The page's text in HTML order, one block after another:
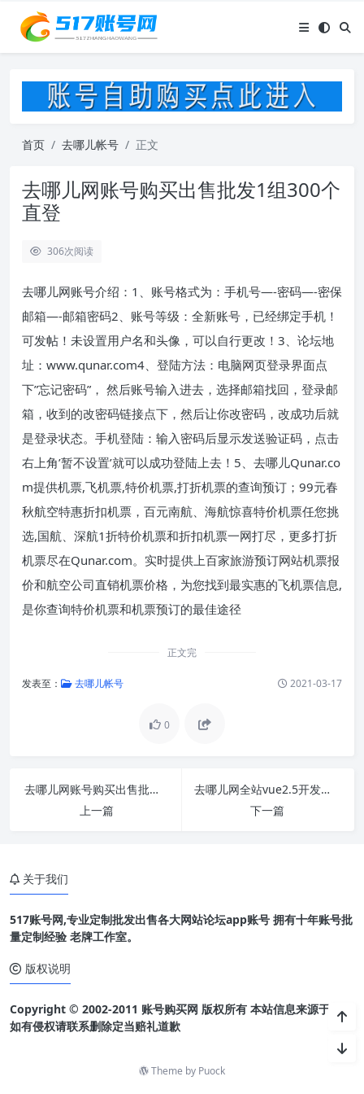
首页 去哪儿帐号 正文
去哪儿网账号购买出售批发1组300个
直登
306次阅读
去哪儿网账号介绍：1、账号格式为：手机号—-密码—-密保
邮箱—-邮箱密码2、账号等级：全新账号，已经绑定手机！
可发帖！未设置用户名和头像，可以自行更改！3、论坛地
址：www.qunar.com4、登陆方法：电脑网页登录界面点
下”忘记密码”， 然后账号输入进去，选择邮箱找回，登录邮
箱，收到的改密码链接点下，然后让你改密码，改成功后就
是登录状态。手机登陆：输入密码后显示发送验证码，点击
右上角’暂不设置’就可以成功登陆上去！5、去哪儿Qunar.co
m提供机票,飞机票,特价机票,打折机票的查询预订；99元春
秋航空特惠折扣机票，百元南航、海航惊喜特价机票任您挑
选,国航、深航1折特价机票和折扣机票一网打尽，更多打折
机票尽在Qunar.com。实时提供上百家旅游预订网站机票报
价和航空公司直销机票价格，为您找到最实惠的飞机票信息,
是你查询特价机票和机票预订的最佳途径
正文完
发表至： 去哪儿帐号 2021-03-17
0
去哪儿网账号购买出售批发1组250个直登
上一篇
去哪儿网全站vue2.5开发教程实力实战教程
下一篇
关于我们
517账号网,专业定制批发出售各大网站论坛app账号 拥有十年账号批
量定制经验 老牌工作室。
版权说明
Copyright © 2002-2011 账号购买网 版权所有 本站信息来源于网络
如有侵权请联系删除定当赔礼道歉
Theme by Puock